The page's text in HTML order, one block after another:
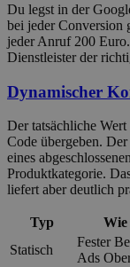
Du legst in der
bei jeder Conversion
jeder Anruf 200
Dienstleister der
Dynamischer
Der tatsächliche
Code übergeben.
eines
Produktkategorie.
liefert aber deutlich
Typ Wie
Statisch
Fester
Ads